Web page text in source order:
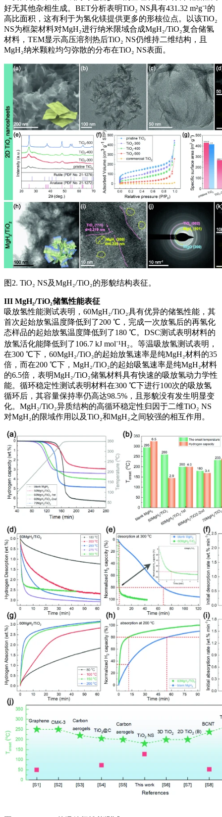
好无其他杂相生成。BET分析表明TiO₂ NS具有431.32 m²g⁻¹的
高比面积，这有利于为氢化镁提供更多的形核位点。以该TiO₂
NS为框架材料对MgH₂进行纳米限域合成MgH₂/TiO₂复合储氢
材料，TEM显示高压溶剂热后TiO₂ NS仍维持二维结构，且
MgH₂纳米颗粒均匀弥散的分布在TiO₂ NS表面。
图2. TiO₂ NS及MgH₂/TiO₂的形貌结构表征。
III MgH₂/TiO₂储氢性能表征
吸放氢性能测试表明，60MgH₂/TiO₂具有优异的储氢性能，其
首次起始放氢温度降低到了200 ℃，完成一次放氢后的再氢化
态样品的起始放氢温度降低到了180 ℃。DSC测试表明材料的
放氢活化能降低到了106.7 kJ mol⁻¹H₂。等温吸放氢测试表明，
在300 ℃下，60MgH₂/TiO₂的起始放氢速率是纯MgH₂材料的35
倍，而在200 ℃下，MgH₂/TiO₂的起始吸氢速率是纯MgH₂材料
的6.5倍，表明MgH₂/TiO₂储氢材料具有快速的吸放氢动力学性
能。循环稳定性测试表明材料在300 ℃下进行100次的吸放氢
循环后，其容量保持率仍高达98.5%，且形貌没有发生明显变
化。MgH₂/TiO₂异质结构的高循环稳定性归因于二维TiO₂ NS
对MgH₂的限域作用以及TiO₂和MgH₂之间较强的相互作用。